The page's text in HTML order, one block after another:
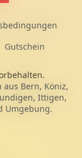
Gutschein
Bern, Köniz,
Ittigen,
Umgebung.